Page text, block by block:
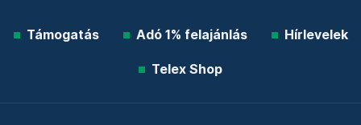
Támogatás Adó 1% felajánlás Hírlevelek
Telex Shop